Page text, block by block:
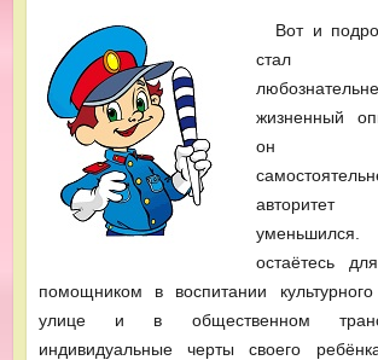
Вот и
стал
жизненный
он
остаётесь
помощником в воспитании
улице и в общественном
индивидуальные черты своего